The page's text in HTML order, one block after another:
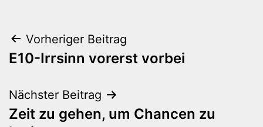
Beitragsnavigation
Vorheriger Beitrag
E10-Irrsinn vorerst vorbei
Nächster Beitrag
Zeit zu gehen, um Chancen zu